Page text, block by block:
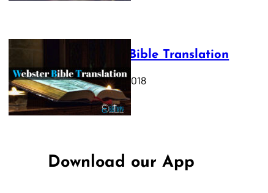
Webster Bible Translation
October 11, 2018
Download our App